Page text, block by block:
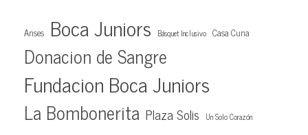
Anses Boca Juniors Básquet Inclusivo Casa Cuna
Donacion de Sangre
Fundacion Boca Juniors
La Bombonerita Plaza Solis Un Solo Corazón